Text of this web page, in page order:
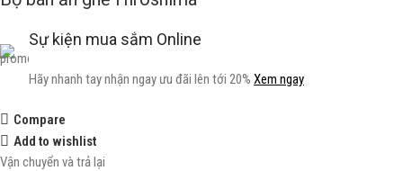
Sự kiện mua sắm Online
Hãy nhanh tay nhận ngay ưu đãi lên tới 20%Xem ngay
Compare
Add to wishlist
Vận chuyển và trả lại